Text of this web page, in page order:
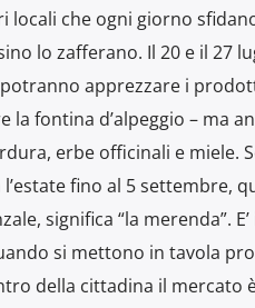
locali che ogni giorno
lo zafferano. Il 20 e il 27
apprezzare i
la fontina d’alpeggio – ma
erbe officinali e miele.
fino al 5 settembre,
significa “la merenda”.
si mettono in tavola
della cittadina il mercato